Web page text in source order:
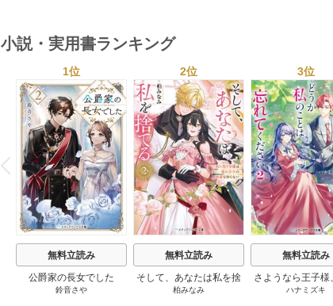
小説・実用書ランキング
P
r
e
v
i
o
u
s
1位
無料立読み
公爵家の長女でした
鈴音さや
2位
無料立読み
そして、あなたは私を捨
てる
柏みなみ
3位
無料立読み
さようなら王子様
か私のことは忘れ
ハナミズキ